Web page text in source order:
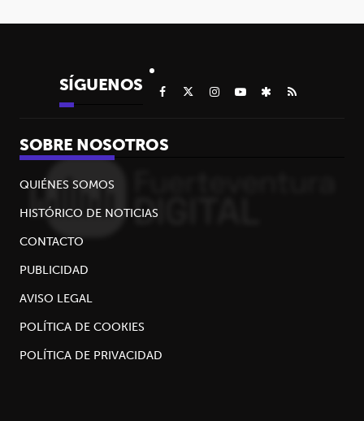
SÍGUENOS
SOBRE NOSOTROS
QUIÉNES SOMOS
HISTÓRICO DE NOTICIAS
CONTACTO
PUBLICIDAD
AVISO LEGAL
POLÍTICA DE COOKIES
POLÍTICA DE PRIVACIDAD